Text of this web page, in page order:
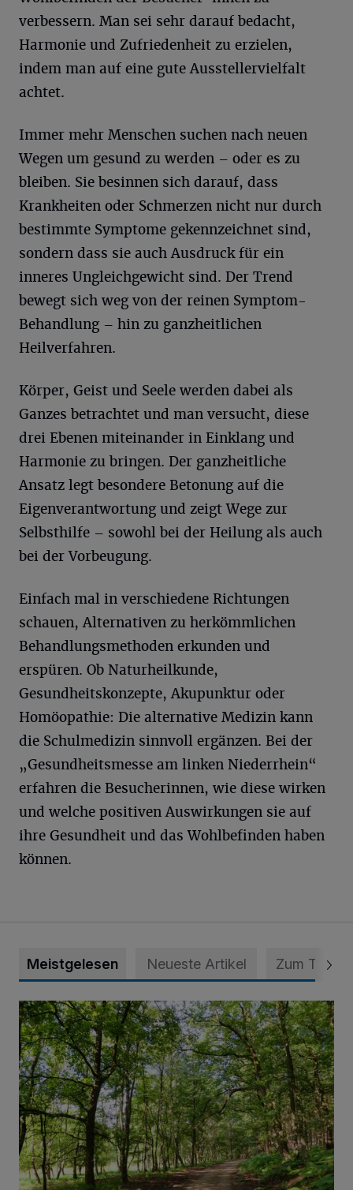
verbessern. Man sei sehr darauf bedacht,
Harmonie und Zufriedenheit zu erzielen,
indem man auf eine gute Ausstellervielfalt
achtet.
Immer mehr Menschen suchen nach neuen
Wegen um gesund zu werden – oder es zu
bleiben. Sie besinnen sich darauf, dass
Krankheiten oder Schmerzen nicht nur durch
bestimmte Symptome gekennzeichnet sind,
sondern dass sie auch Ausdruck für ein
inneres Ungleichgewicht sind. Der Trend
bewegt sich weg von der reinen Symptom-
Behandlung – hin zu ganzheitlichen
Heilverfahren.
Körper, Geist und Seele werden dabei als
Ganzes betrachtet und man versucht, diese
drei Ebenen miteinander in Einklang und
Harmonie zu bringen. Der ganzheitliche
Ansatz legt besondere Betonung auf die
Eigenverantwortung und zeigt Wege zur
Selbsthilfe – sowohl bei der Heilung als auch
bei der Vorbeugung.
Einfach mal in verschiedene Richtungen
schauen, Alternativen zu herkömmlichen
Behandlungsmethoden erkunden und
erspüren. Ob Naturheilkunde,
Gesundheitskonzepte, Akupunktur oder
Homöopathie: Die alternative Medizin kann
die Schulmedizin sinnvoll ergänzen. Bei der
„Gesundheitsmesse am linken Niederrhein“
erfahren die Besucherinnen, wie diese wirken
und welche positiven Auswirkungen sie auf
ihre Gesundheit und das Wohlbefinden haben
können.
Meistgelesen Neueste Artikel Zum Thema
Sommertour durch Naturpark